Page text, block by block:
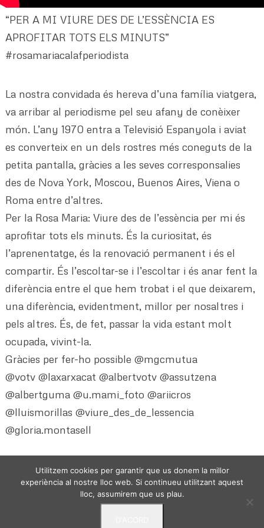
“PER A MI VIURE DES DE L’ESSÈNCIA ES
APROFITAR TOTS ELS MINUTS”
#rosamariacalafperiodista
La nostra convidada és hereva d’una família viatgera,
va arribar al periodisme pel seu afany de conèixer
món. L’any 1970 entra a Televisió Espanyola i aviat
es converteix en un dels rostres més coneguts de la
petita pantalla, gràcies a les seves corresponsalies
des de Nova York, Moscou, Buenos Aires, Viena o
Roma entre d’altres.
Per la Rosa Maria: Viure des de l’essència per mi és
aprofitar tots els minuts. És la curiositat, és
l’aprenentatge, és la renovació permanent i és el
compartir. És l’escoltar-se i l’escoltar i és anar fent la
diferència entre el que hem trobat i el que deixarem,
una diferència, evidentment, millor per nosaltres i
pels altres. És, de fet, passar la vida estant molt
ocupada, vivint-la.
Gràcies per fer-ho possible @mgcmutua
@votv @laxarxacat @albertvotv @assutzena
@albertguma @u.mami_foto @ariicros
@lluismorillas @viure_des_de_lessencia
@gloria.montasell
Utilitzem cookies per garantir que us donem la millor
experiència al nostre lloc web. Si continueu utilitzant aquest
lloc, assumirem que us plau.